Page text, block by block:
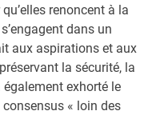
renoncent à la
dans un
aux aspirations et aux
la sécurité, la
exhorté le
« loin des